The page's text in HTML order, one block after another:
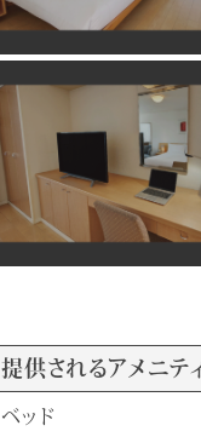
提供されるアメニテ
ベッド